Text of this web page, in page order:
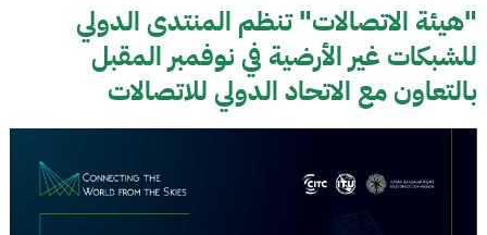
"هيئة الاتصالات" تنظم المنتدى الدولي
للشبكات غير الأرضية في نوفمبر المقبل
بالتعاون مع الاتحاد الدولي للاتصالات